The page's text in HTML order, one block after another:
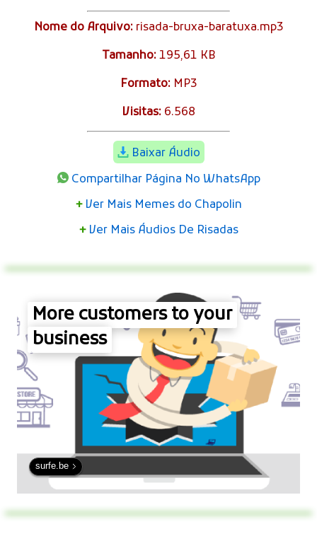
Nome do Arquivo:risada-bruxa-baratuxa.mp3
Tamanho:195,61 KB
Formato:MP3
Visitas:6.568
Baixar Áudio
Compartilhar Página No WhatsApp
+ Ver Mais Memes do Chapolin
+ Ver Mais Áudios De Risadas
More customers to your
business
surfe.be